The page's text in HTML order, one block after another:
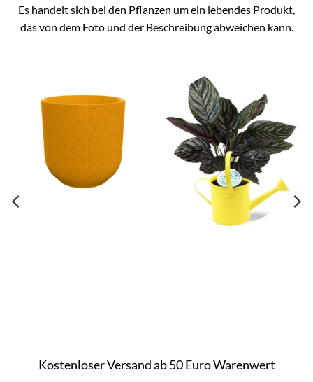
Es handelt sich bei den Pflanzen um ein lebendes Produkt,
das von dem Foto und der Beschreibung abweichen kann.
Kostenloser Versand ab 50 Euro Warenwert